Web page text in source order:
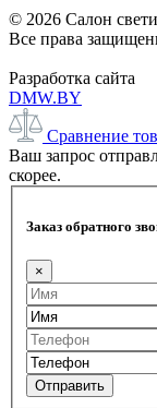
© 2026 Салон
Все права
Разработка сайта
DMW.BY
Сравнение
Ваш запрос
скорее.
Заказ обратного
×
Отправить